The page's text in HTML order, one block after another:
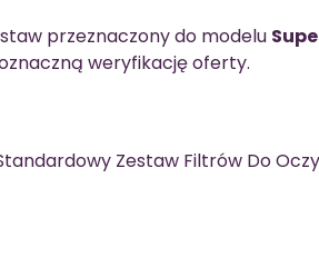
przeznaczony do modelu
weryfikację oferty.
Zestaw Filtrów Do